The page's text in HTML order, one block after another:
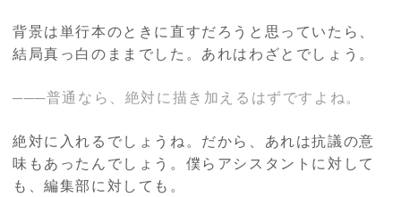
背景は単行本のときに直すだろうと思っていたら、
結局真っ白のままでした。あれはわざとでしょう。
───普通なら、絶対に描き加えるはずですよね。
絶対に入れるでしょうね。だから、あれは抗議の意
味もあったんでしょう。僕らアシスタントに対して
も、編集部に対しても。